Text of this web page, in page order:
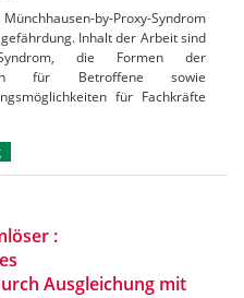
by-Proxy-Syndrom
Inhalt der Arbeit sind
die Formen der
für Betroffene sowie
für Fachkräfte
:
Ausgleichung mit